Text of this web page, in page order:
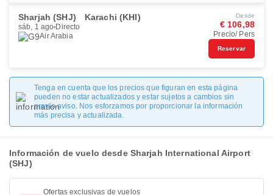
Sharjah (SHJ) Karachi (KHI)
sáb, 1 ago Directo
Air Arabia
Desde
€ 106,98
Precio/ Pers
Reservar
Tenga en cuenta que los precios que figuran en esta página
pueden no estar actualizados y estar sujetos a cambios sin
previo aviso. Nos esforzamos por proporcionar la información
más precisa y actualizada.
Información de vuelo desde Sharjah International Airport
(SHJ)
Ofertas exclusivas de vuelos